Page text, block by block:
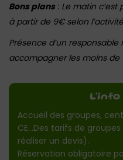
Bons plans: Le matin
à partir de 9€ selon
Présence d’un
accompagner les moins de
L'info
Accueil des groupes,
CE…Des tarifs de
réaliser un devis).
Réservation obligatoire